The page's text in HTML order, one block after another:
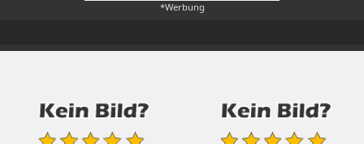
*Werbung